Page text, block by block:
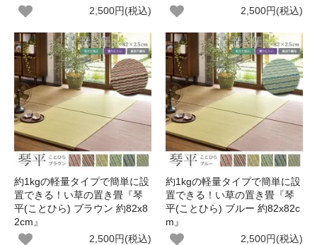
2,500円(税込)
2,500円(税込)
約1kgの軽量タイプで簡単に設
置できる！い草の置き畳『琴
平(ことひら) ブラウン 約82x8
2cm』
2,500円(税込)
約1kgの軽量タイプで簡単に設
置できる！い草の置き畳『琴
平(ことひら) ブルー 約82x82c
m』
2,500円(税込)